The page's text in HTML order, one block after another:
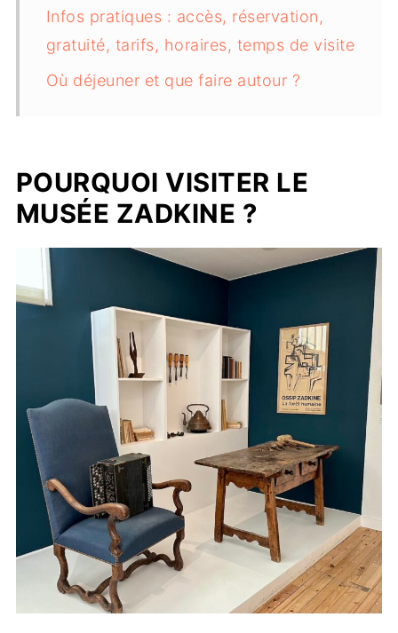
Infos pratiques : accès, réservation,
gratuité, tarifs, horaires, temps de visite
Où déjeuner et que faire autour ?
POURQUOI VISITER LE
MUSÉE ZADKINE ?